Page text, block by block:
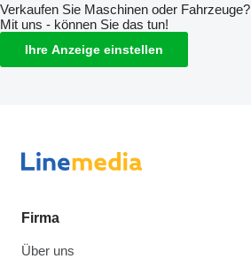
Verkaufen Sie Maschinen oder Fahrzeuge?
Mit uns - können Sie das tun!
Ihre Anzeige einstellen
Firma
Über uns